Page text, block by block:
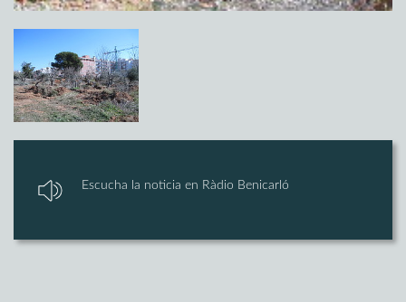
Escucha la noticia en Ràdio Benicarló